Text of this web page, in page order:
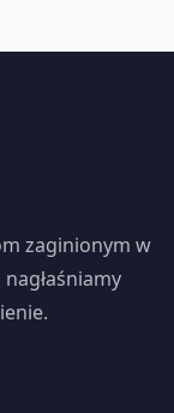
zaginionym w